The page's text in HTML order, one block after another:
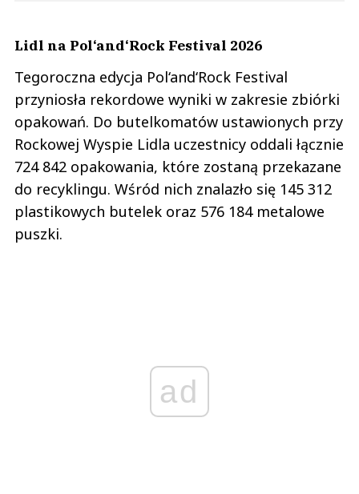
Lidl na Pol‘and‘Rock Festival 2026
Tegoroczna edycja Pol‘and‘Rock Festival
przyniosła rekordowe wyniki w zakresie zbiórki
opakowań. Do butelkomatów ustawionych przy
Rockowej Wyspie Lidla uczestnicy oddali łącznie
724 842 opakowania, które zostaną przekazane
do recyklingu. Wśród nich znalazło się 145 312
plastikowych butelek oraz 576 184 metalowe
puszki.
ad